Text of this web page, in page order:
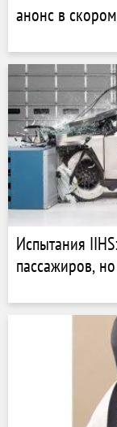
анонс в
Испытания
пассажиров,